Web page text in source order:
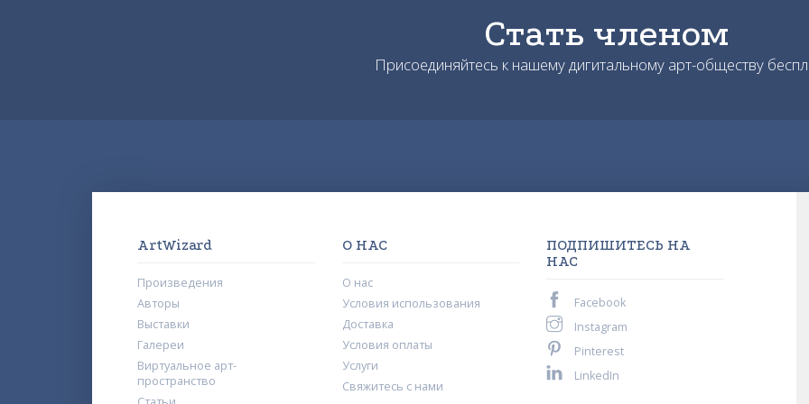
Стать членом
Присоединяйтесь к нашему дигитальному арт-обществу
ArtWizard
Произведения
Авторы
Выставки
Галереи
Виртуальное арт-
пространство
О НАС
О нас
Условия использования
Доставка
Условия оплаты
Услуги
Свяжитесь с нами
ПОДПИШИТЕСЬ НА
НАС
Facebook
Instagram
Pinterest
LinkedIn